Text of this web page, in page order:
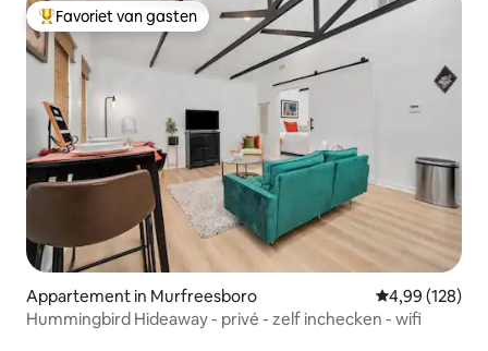
Topfavoriet van gasten
Favoriet van gasten
Appartement in Murfreesboro Gemiddelde
4,99 (128)
Hummingbird Hideaway - privé - zelf inchecken - wifi